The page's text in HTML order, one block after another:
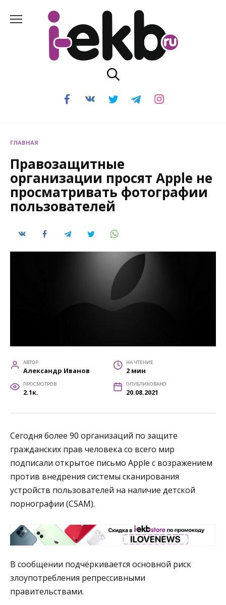
содержанию
ГЛАВНАЯ
Правозащитные
организации просят Apple не
просматривать фотографии
пользователей
АВТОР
Александр Иванов
НА ЧТЕНИЕ
2 мин
ПРОСМОТРОВ
2.1к.
ОПУБЛИКОВАНО
20.08.2021
Сегодня более 90 организаций по защите
гражданских прав человека со всего мир
подписали открытое письмо Apple с возражением
против внедрения системы сканирования
устройств пользователей на наличие детской
порнографии (CSAM).
В сообщении подчёркивается основной риск
злоупотребления репрессивными
правительствами.